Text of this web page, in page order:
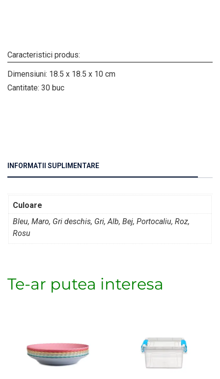
Caracteristici produs:
Dimensiuni: 18.5 x 18.5 x 10 cm
Cantitate: 30 buc
INFORMATII SUPLIMENTARE
Culoare
Bleu, Maro, Gri deschis, Gri, Alb, Bej, Portocaliu, Roz,
Rosu
Te-ar putea interesa